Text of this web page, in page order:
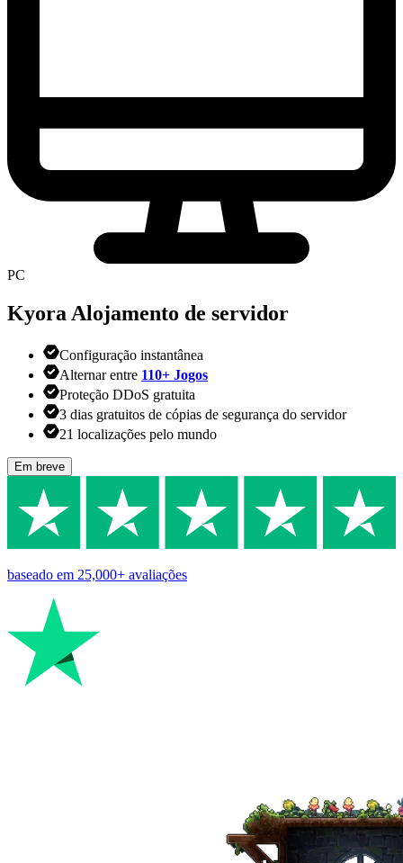
PC
Kyora Alojamento de servidor
Configuração instantânea
Alternar entre 110+ Jogos
Proteção DDoS gratuita
3 dias gratuitos de cópias de segurança do servidor
21 localizações pelo mundo
Em breve
baseado em 25,000+ avaliações